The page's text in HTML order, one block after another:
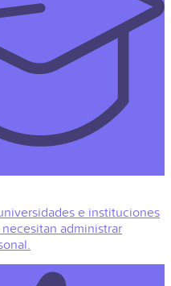
e instituciones
administrar